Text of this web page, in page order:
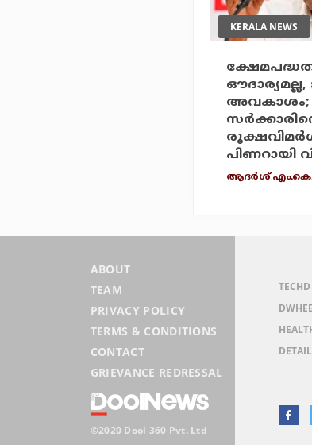
KERALA NEWS
പിണറായി
ആദർശ് എം.കെ.
ABOUT
TEAM
PRIVACY POLICY
TERMS & CONDITIONS
CONTACT
GRIEVANCE REDRESSAL
©2020 Dool 360 Pvt. Ltd
TECHD